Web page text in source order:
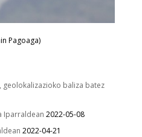
Pagoaga)
geolokalizazioko baliza batez
Iparraldean 2022-05-08
2022-04-21